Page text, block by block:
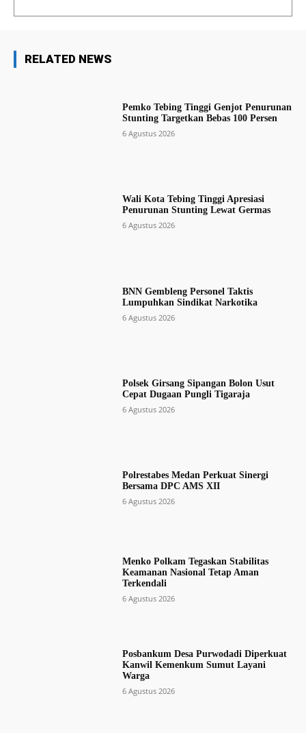
RELATED NEWS
Pemko Tebing Tinggi Genjot Penurunan
Stunting Targetkan Bebas 100 Persen
6 Agustus 2026
Wali Kota Tebing Tinggi Apresiasi
Penurunan Stunting Lewat Germas
6 Agustus 2026
BNN Gembleng Personel Taktis
Lumpuhkan Sindikat Narkotika
6 Agustus 2026
Polsek Girsang Sipangan Bolon Usut
Cepat Dugaan Pungli Tigaraja
6 Agustus 2026
Polrestabes Medan Perkuat Sinergi
Bersama DPC AMS XII
6 Agustus 2026
Menko Polkam Tegaskan Stabilitas
Keamanan Nasional Tetap Aman
Terkendali
6 Agustus 2026
Posbankum Desa Purwodadi Diperkuat
Kanwil Kemenkum Sumut Layani
Warga
6 Agustus 2026